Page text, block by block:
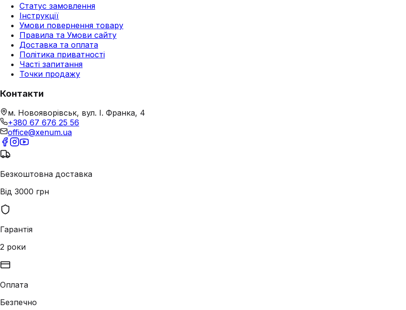
Статус замовлення
Інструкції
Умови повернення товару
Правила та Умови сайту
Доставка та оплата
Політика приватності
Часті запитання
Точки продажу
Контакти
м. Новояворівськ, вул. І. Франка, 4
+380 67 676 25 56
office@xenum.ua
Безкоштовна доставка
Від 3000 грн
Гарантія
2 роки
Оплата
Безпечно